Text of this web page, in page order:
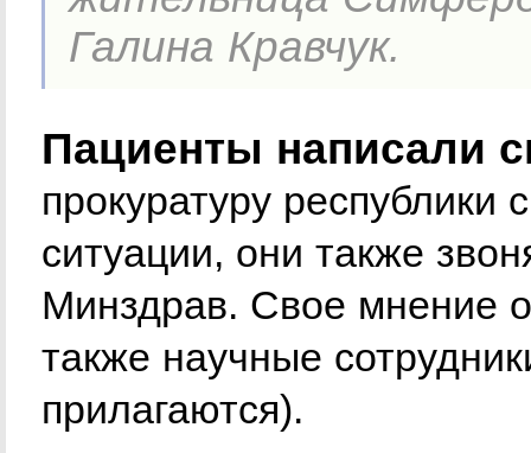
Галина Кравчук.
Пациенты написали
прокуратуру республики
ситуации, они также
Минздрав. Свое мнение
также научные
прилагаются).